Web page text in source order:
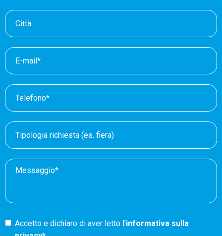
Accetto e dichiaro di aver letto l’informativa sulla